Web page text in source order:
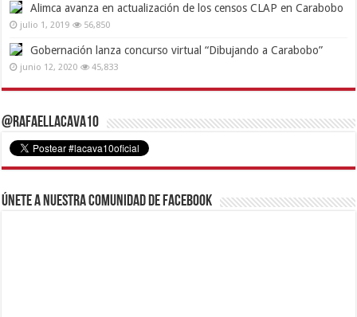
Alimca avanza en actualización de los censos CLAP en Carabobo
julio 1, 2019 56,850
Gobernación lanza concurso virtual “Dibujando a Carabobo”
junio 12, 2020 45,833
@RafaelLacava10
Únete a nuestra comunidad de Facebook